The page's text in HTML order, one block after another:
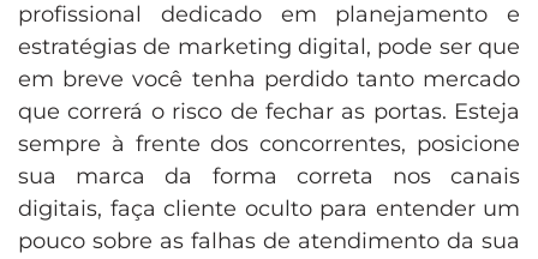
profissional dedicado em planejamento e
estratégias de marketing digital, pode ser que
em breve você tenha perdido tanto mercado
que correrá o risco de fechar as portas. Esteja
sempre à frente dos concorrentes, posicione
sua marca da forma correta nos canais
digitais, faça cliente oculto para entender um
pouco sobre as falhas de atendimento da sua